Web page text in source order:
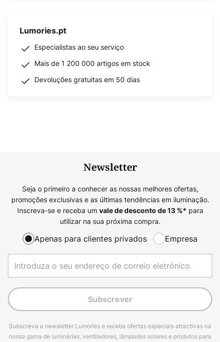
Lumories.pt
Especialistas ao seu serviço
Mais de 1 200 000 artigos em stock
Devoluções gratuitas em 50 dias
Newsletter
Seja o primeiro a conhecer as nossas melhores ofertas,
promoções exclusivas e as últimas tendências em iluminação.
Inscreva-se e receba um vale de desconto de13%* para
utilizar na sua próxima compra.
Apenas para clientes privados Empresa
Subscrever
Subscreva a newsletter Lumories e receba ofertas especiais atractivas na
nossa gama de luminárias, ventiladores, lâmpadas solares e produtos para